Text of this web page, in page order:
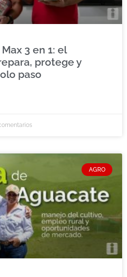
3 en 1: el
protege y
paso
AGRO